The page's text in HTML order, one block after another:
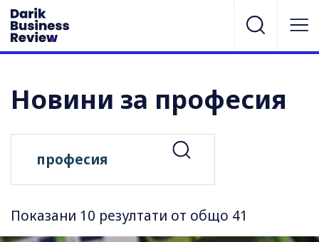
Новини за професия
Показани 10 резултати от общо 41